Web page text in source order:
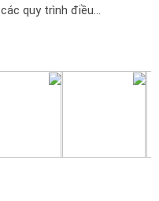
quy trình điều...